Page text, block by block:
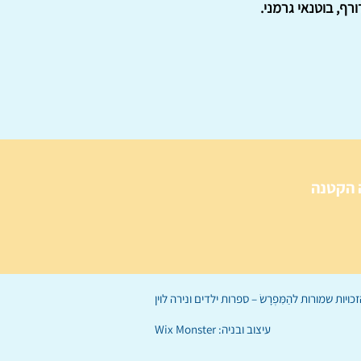
בוטנאי גרמני.
הקטנה
הַמִּפְרָשׂ – ספרות ילדים ונירה לוין
עיצוב ובניה: Wix Monster